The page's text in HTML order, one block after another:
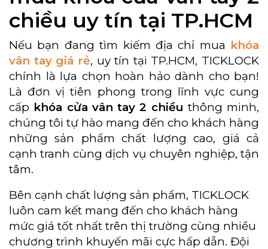
chiều uy tín tại TP.HCM
Nếu bạn đang tìm kiếm địa chỉ mua khóa
vân tay giá rẻ, uy tín tại TP.HCM, TICKLOCK
chính là lựa chọn hoàn hảo dành cho bạn!
Là đơn vị tiên phong trong lĩnh vực cung
cấp khóa cửa vân tay 2 chiều thông minh,
chúng tôi tự hào mang đến cho khách hàng
những sản phẩm chất lượng cao, giá cả
cạnh tranh cùng dịch vụ chuyên nghiệp, tận
tâm.
Bên cạnh chất lượng sản phẩm, TICKLOCK
luôn cam kết mang đến cho khách hàng
mức giá tốt nhất trên thị trường cùng nhiều
chương trình khuyến mãi cực hấp dẫn. Đội